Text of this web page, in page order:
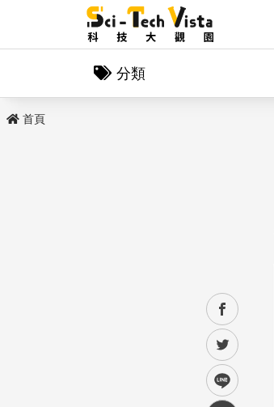
分類
首頁
facebook
twitter
line